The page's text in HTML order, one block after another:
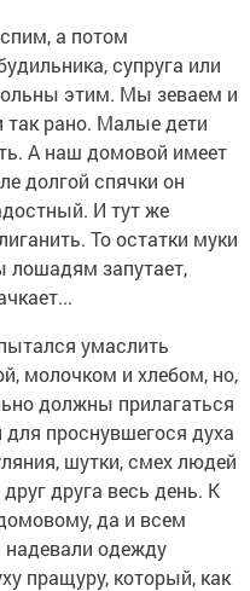
а потом
супруга или
этим. Мы зеваем и
так рано. Малые дети
А наш домовой имеет
долгой спячки он
И тут же
То остатки муки
лошадям запутает,
умаслить
молочком и хлебом, но,
должны прилагаться
проснувшегося духа
шутки, смех людей
друга весь день. К
да и всем
одежду
пращуру, который, как